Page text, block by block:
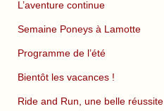
L’aventure continue
Semaine Poneys à Lamotte
Programme de l’été
Bientôt les vacances !
Ride and Run, une belle réussite